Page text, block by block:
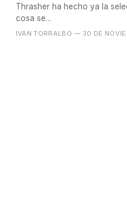
Thrasher ha hecho ya la
cosa se...
IVÁN TORRALBO — 30 DE